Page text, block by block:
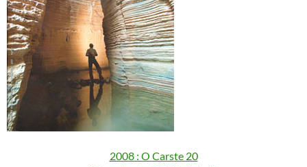
2008 : O Carste 20